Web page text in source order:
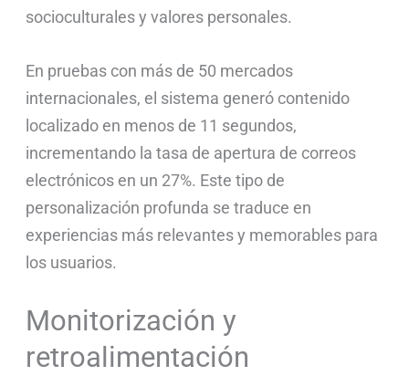
socioculturales y valores personales.
En pruebas con más de 50 mercados
internacionales, el sistema generó contenido
localizado en menos de 11 segundos,
incrementando la tasa de apertura de correos
electrónicos en un 27%. Este tipo de
personalización profunda se traduce en
experiencias más relevantes y memorables para
los usuarios.
Monitorización y
retroalimentación